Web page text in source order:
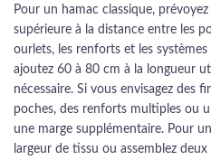
Pour un hamac classique,
supérieure à la distance entre les
ourlets, les renforts et les
ajoutez 60 à 80 cm à la longueur
nécessaire. Si vous envisagez des
poches, des renforts multiples ou
une marge supplémentaire. Pour
largeur de tissu ou assemblez